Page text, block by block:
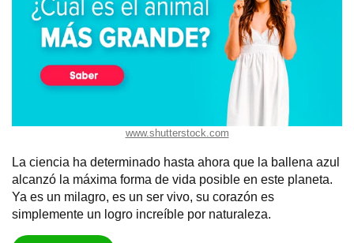
www.shutterstock.com
La ciencia ha determinado hasta ahora que la ballena azul
alcanzó la máxima forma de vida posible en este planeta.
Ya es un milagro, es un ser vivo, su corazón es
simplemente un logro increíble por naturaleza.